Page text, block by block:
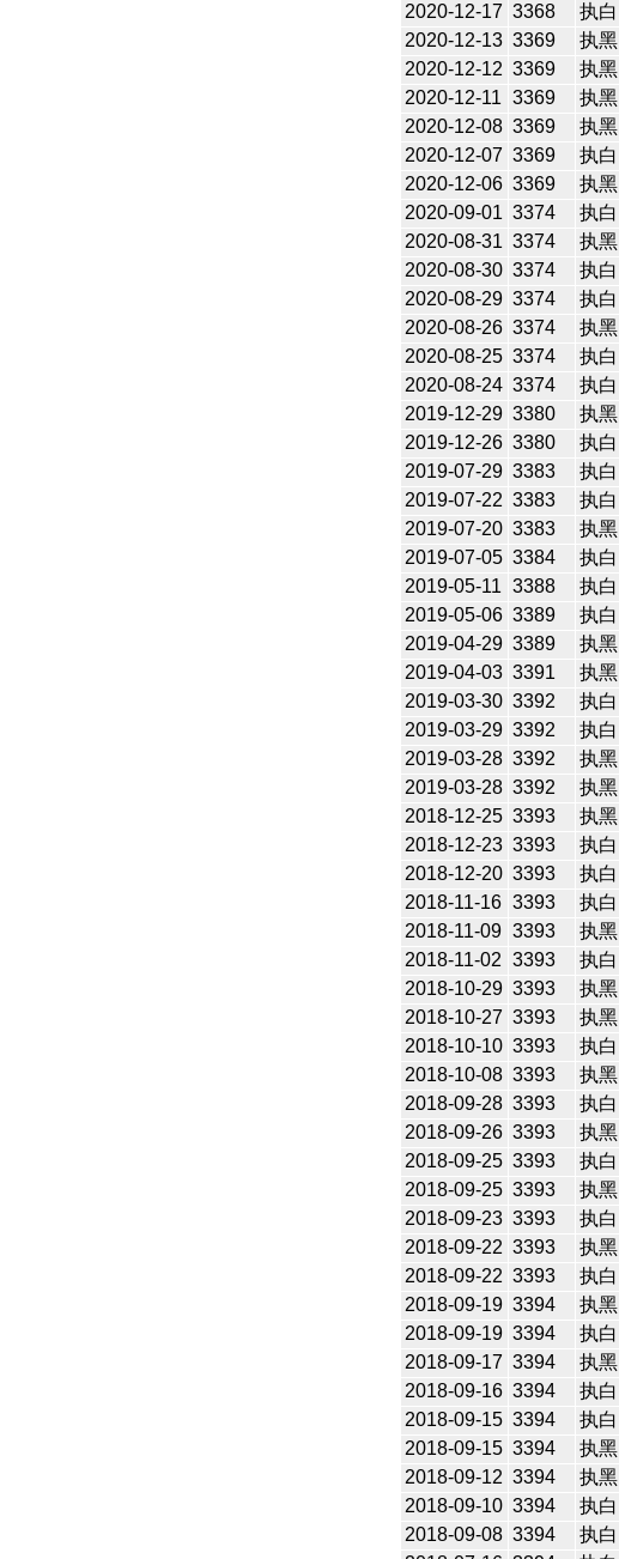
2020-12-17 3368 执白
2020-12-13 3369 执黑
2020-12-12 3369 执黑
2020-12-11 3369 执黑
2020-12-08 3369 执黑
2020-12-07 3369 执白
2020-12-06 3369 执黑
2020-09-01 3374 执白
2020-08-31 3374 执黑
2020-08-30 3374 执白
2020-08-29 3374 执白
2020-08-26 3374 执黑
2020-08-25 3374 执白
2020-08-24 3374 执白
2019-12-29 3380 执黑
2019-12-26 3380 执白
2019-07-29 3383 执白
2019-07-22 3383 执白
2019-07-20 3383 执黑
2019-07-05 3384 执白
2019-05-11 3388 执白
2019-05-06 3389 执白
2019-04-29 3389 执黑
2019-04-03 3391 执黑
2019-03-30 3392 执白
2019-03-29 3392 执白
2019-03-28 3392 执黑
2019-03-28 3392 执黑
2018-12-25 3393 执黑
2018-12-23 3393 执白
2018-12-20 3393 执白
2018-11-16 3393 执白
2018-11-09 3393 执黑
2018-11-02 3393 执白
2018-10-29 3393 执黑
2018-10-27 3393 执黑
2018-10-10 3393 执白
2018-10-08 3393 执黑
2018-09-28 3393 执白
2018-09-26 3393 执黑
2018-09-25 3393 执白
2018-09-25 3393 执黑
2018-09-23 3393 执白
2018-09-22 3393 执黑
2018-09-22 3393 执白
2018-09-19 3394 执黑
2018-09-19 3394 执白
2018-09-17 3394 执黑
2018-09-16 3394 执白
2018-09-15 3394 执白
2018-09-15 3394 执黑
2018-09-12 3394 执黑
2018-09-10 3394 执白
2018-09-08 3394 执白